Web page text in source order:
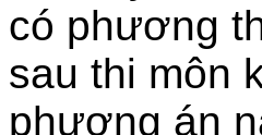
có phương
sau thi môn
phương án